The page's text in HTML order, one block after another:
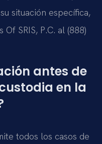
situación específica,
SRIS, P.C. al (888)
antes de
en la
todos los casos de